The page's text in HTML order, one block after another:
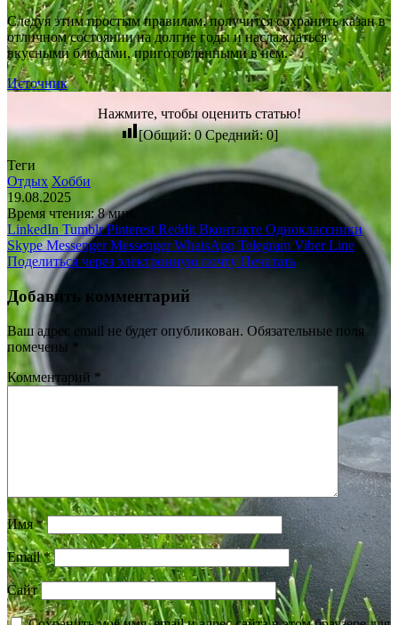
Следуя этим простым правилам, получится сохранить казан в
отличном состоянии на долгие годы и наслаждаться
вкусными блюдами, приготовленными в нем.
Источник
Нажмите, чтобы оценить статью!
[Общий:0Средний:0]
Теги
Отдых Хобби
19.08.2025
Время чтения: 8 мин.
LinkedIn Tumblr Pinterest Reddit Вконтакте Одноклассники
Skype Messenger Messenger WhatsApp Telegram Viber Line
Поделиться через электронную почту Печатать
Добавить комментарий
Ваш адрес email не будет опубликован. Обязательные поля
помечены
Комментарий *
Имя*
Email*
Сайт